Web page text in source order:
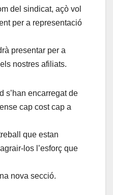
del sindicat, açò vol
per a representació
presentar per a
nostres afiliats.
s’han encarregat de
cap cost cap a
que estan
los l’esforç que
nova secció.